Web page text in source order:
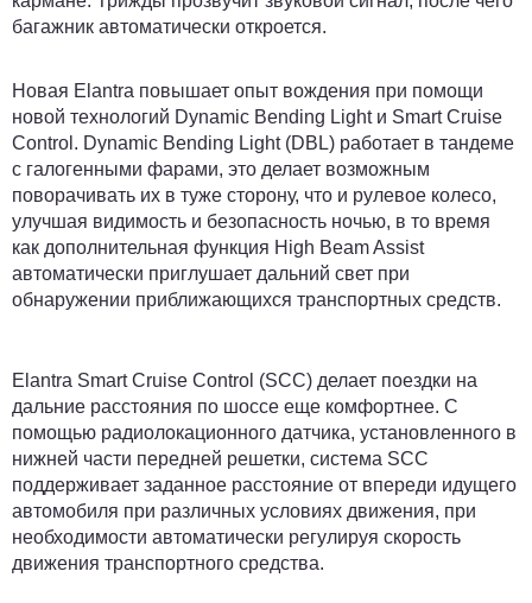
багажник автоматически откроется.
Новая Elantra повышает опыт вождения при помощи
новой технологий Dynamic Bending Light и Smart Cruise
Control. Dynamic Bending Light (DBL) работает в тандеме
с галогенными фарами, это делает возможным
поворачивать их в туже сторону, что и рулевое колесо,
улучшая видимость и безопасность ночью, в то время
как дополнительная функция High Beam Assist
автоматически приглушает дальний свет при
обнаружении приближающихся транспортных средств.
Elantra Smart Cruise Control (SCC) делает поездки на
дальние расстояния по шоссе еще комфортнее. С
помощью радиолокационного датчика, установленного в
нижней части передней решетки, система SCC
поддерживает заданное расстояние от впереди идущего
автомобиля при различных условиях движения, при
необходимости автоматически регулируя скорость
движения транспортного средства.